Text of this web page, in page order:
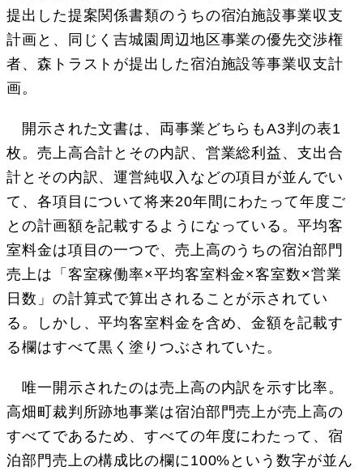
提出した提案関係書類のうちの宿泊施設事業収支
計画と、同じく吉城園周辺地区事業の優先交渉権
者、森トラストが提出した宿泊施設等事業収支計
画。
開示された文書は、両事業どちらもA3判の表1
枚。売上高合計とその内訳、営業総利益、支出合
計とその内訳、運営純収入などの項目が並んでい
て、各項目について将来20年間にわたって年度ご
との計画額を記載するようになっている。平均客
室料金は項目の一つで、売上高のうちの宿泊部門
売上は「客室稼働率×平均客室料金×客室数×営業
日数」の計算式で算出されることが示されてい
る。しかし、平均客室料金を含め、金額を記載す
る欄はすべて黒く塗りつぶされていた。
唯一開示されたのは売上高の内訳を示す比率。
高畑町裁判所跡地事業は宿泊部門売上が売上高の
すべてであるため、すべての年度にわたって、宿
泊部門売上の構成比の欄に100%という数字が並ん